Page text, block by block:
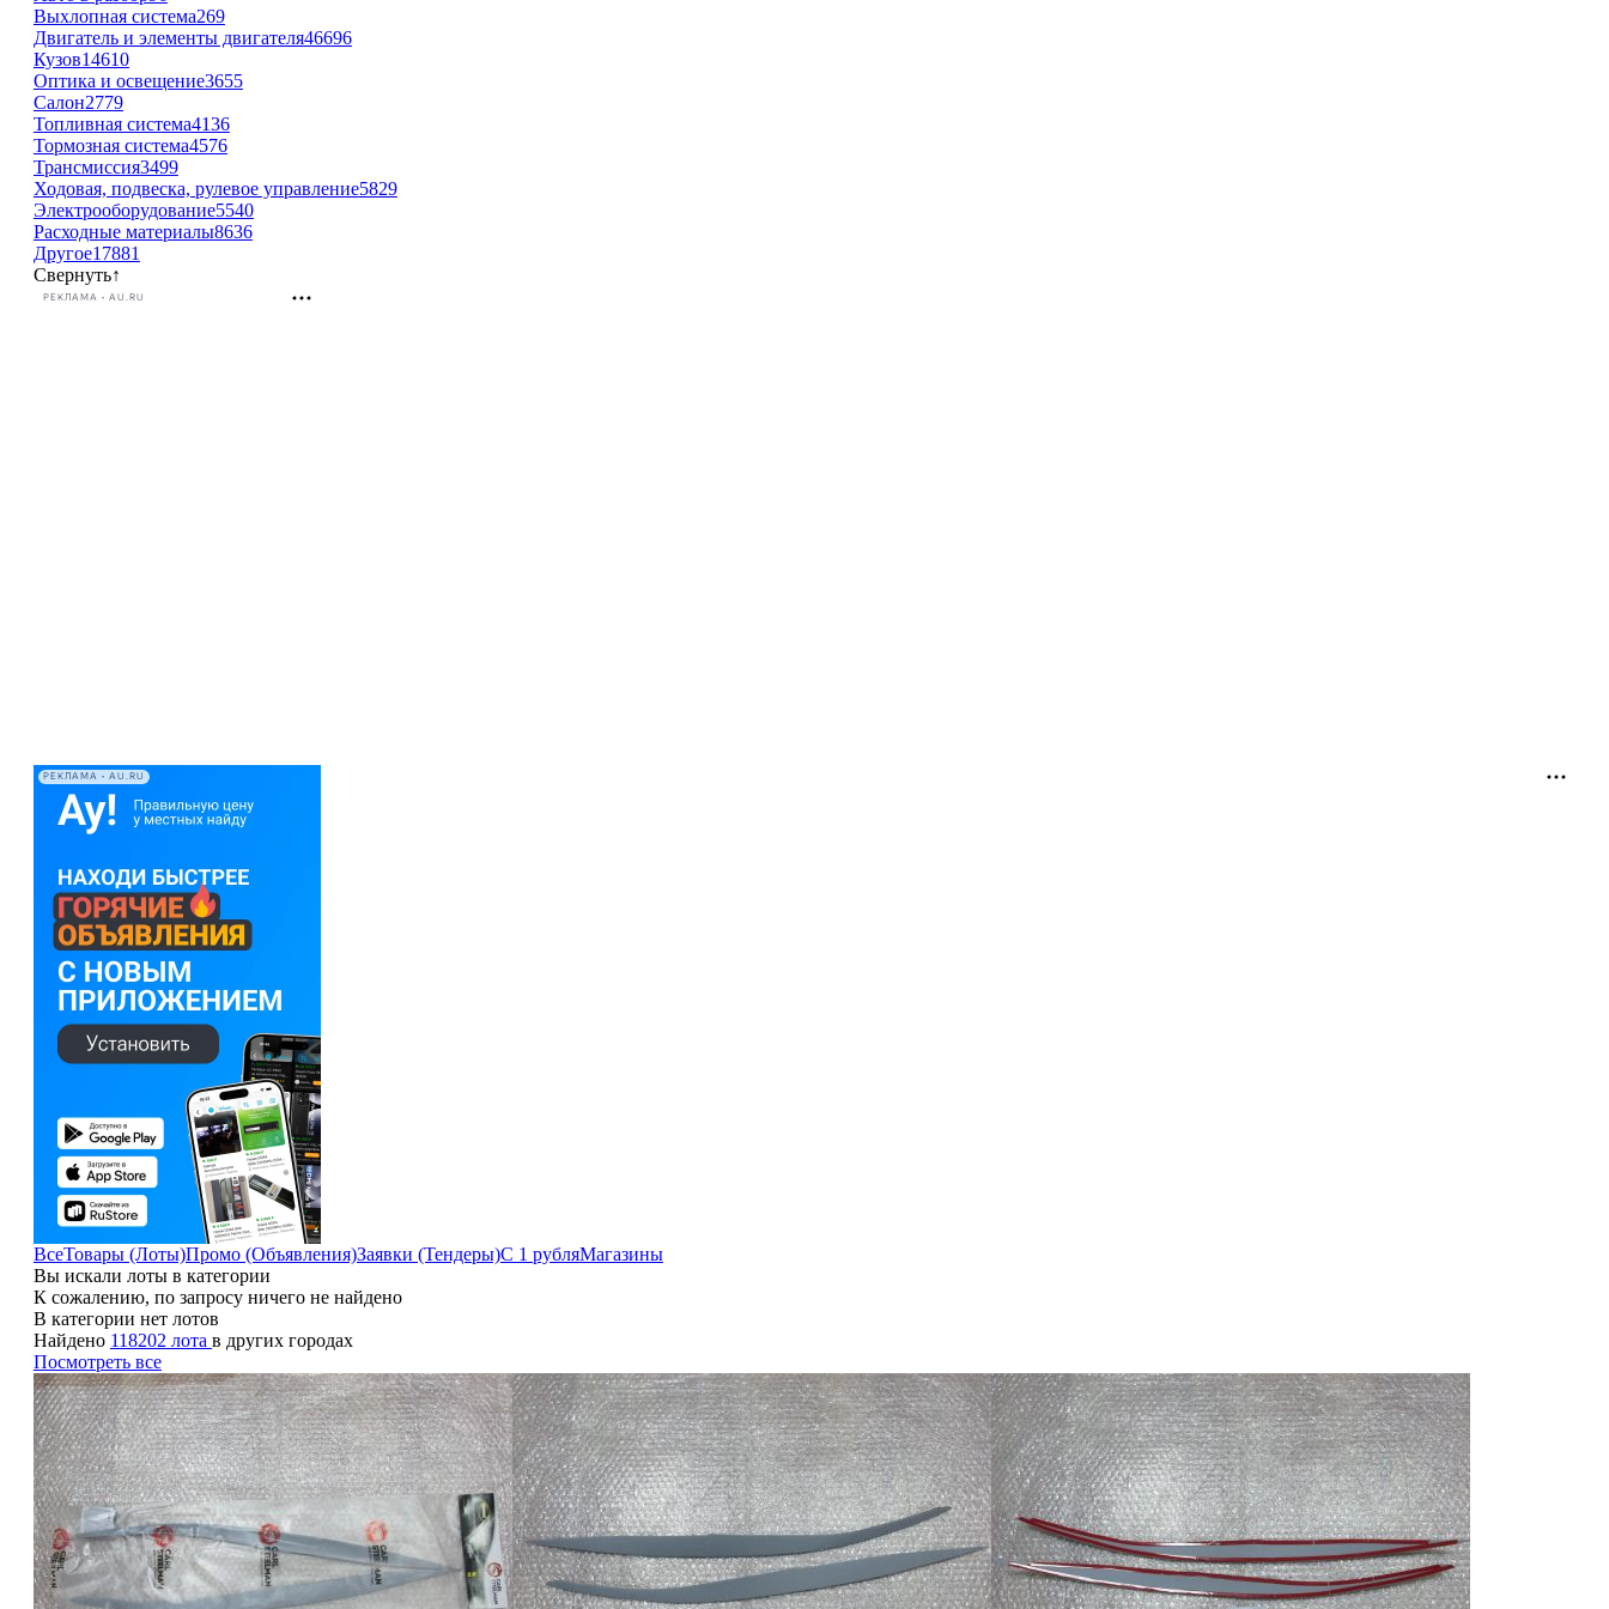
Выхлопная система269
Двигатель и элементы двигателя46696
Кузов14610
Оптика и освещение3655
Салон2779
Топливная система4136
Тормозная система4576
Трансмиссия3499
Ходовая, подвеска, рулевое управление5829
Электрооборудование5540
Расходные материалы8636
Другое17881
Свернуть↑
РЕКЛАМА • AU.RU
РЕКЛАМА • AU.RU
ВсеТовары (Лоты)Промо (Объявления)Заявки (Тендеры)С 1 рубляМагазины
Вы искали лоты в категории
К сожалению, по запросу ничего не найдено
В категории нет лотов
Найдено 118202 лота в других городах
Посмотреть все